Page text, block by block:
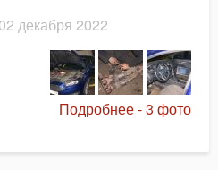
декабря 2022
Подробнее - 3 фото